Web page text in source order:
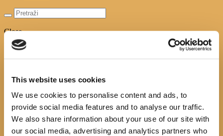
This website uses cookies
We use cookies to personalise content and ads, to
provide social media features and to analyse our traffic.
We also share information about your use of our site with
our social media, advertising and analytics partners who
Close
Početna
Novosti
E- katalog
O nama
Info
Cjenik usluga
Pravo na pristup informacijama
Planirana događanja
Korisni linkovi